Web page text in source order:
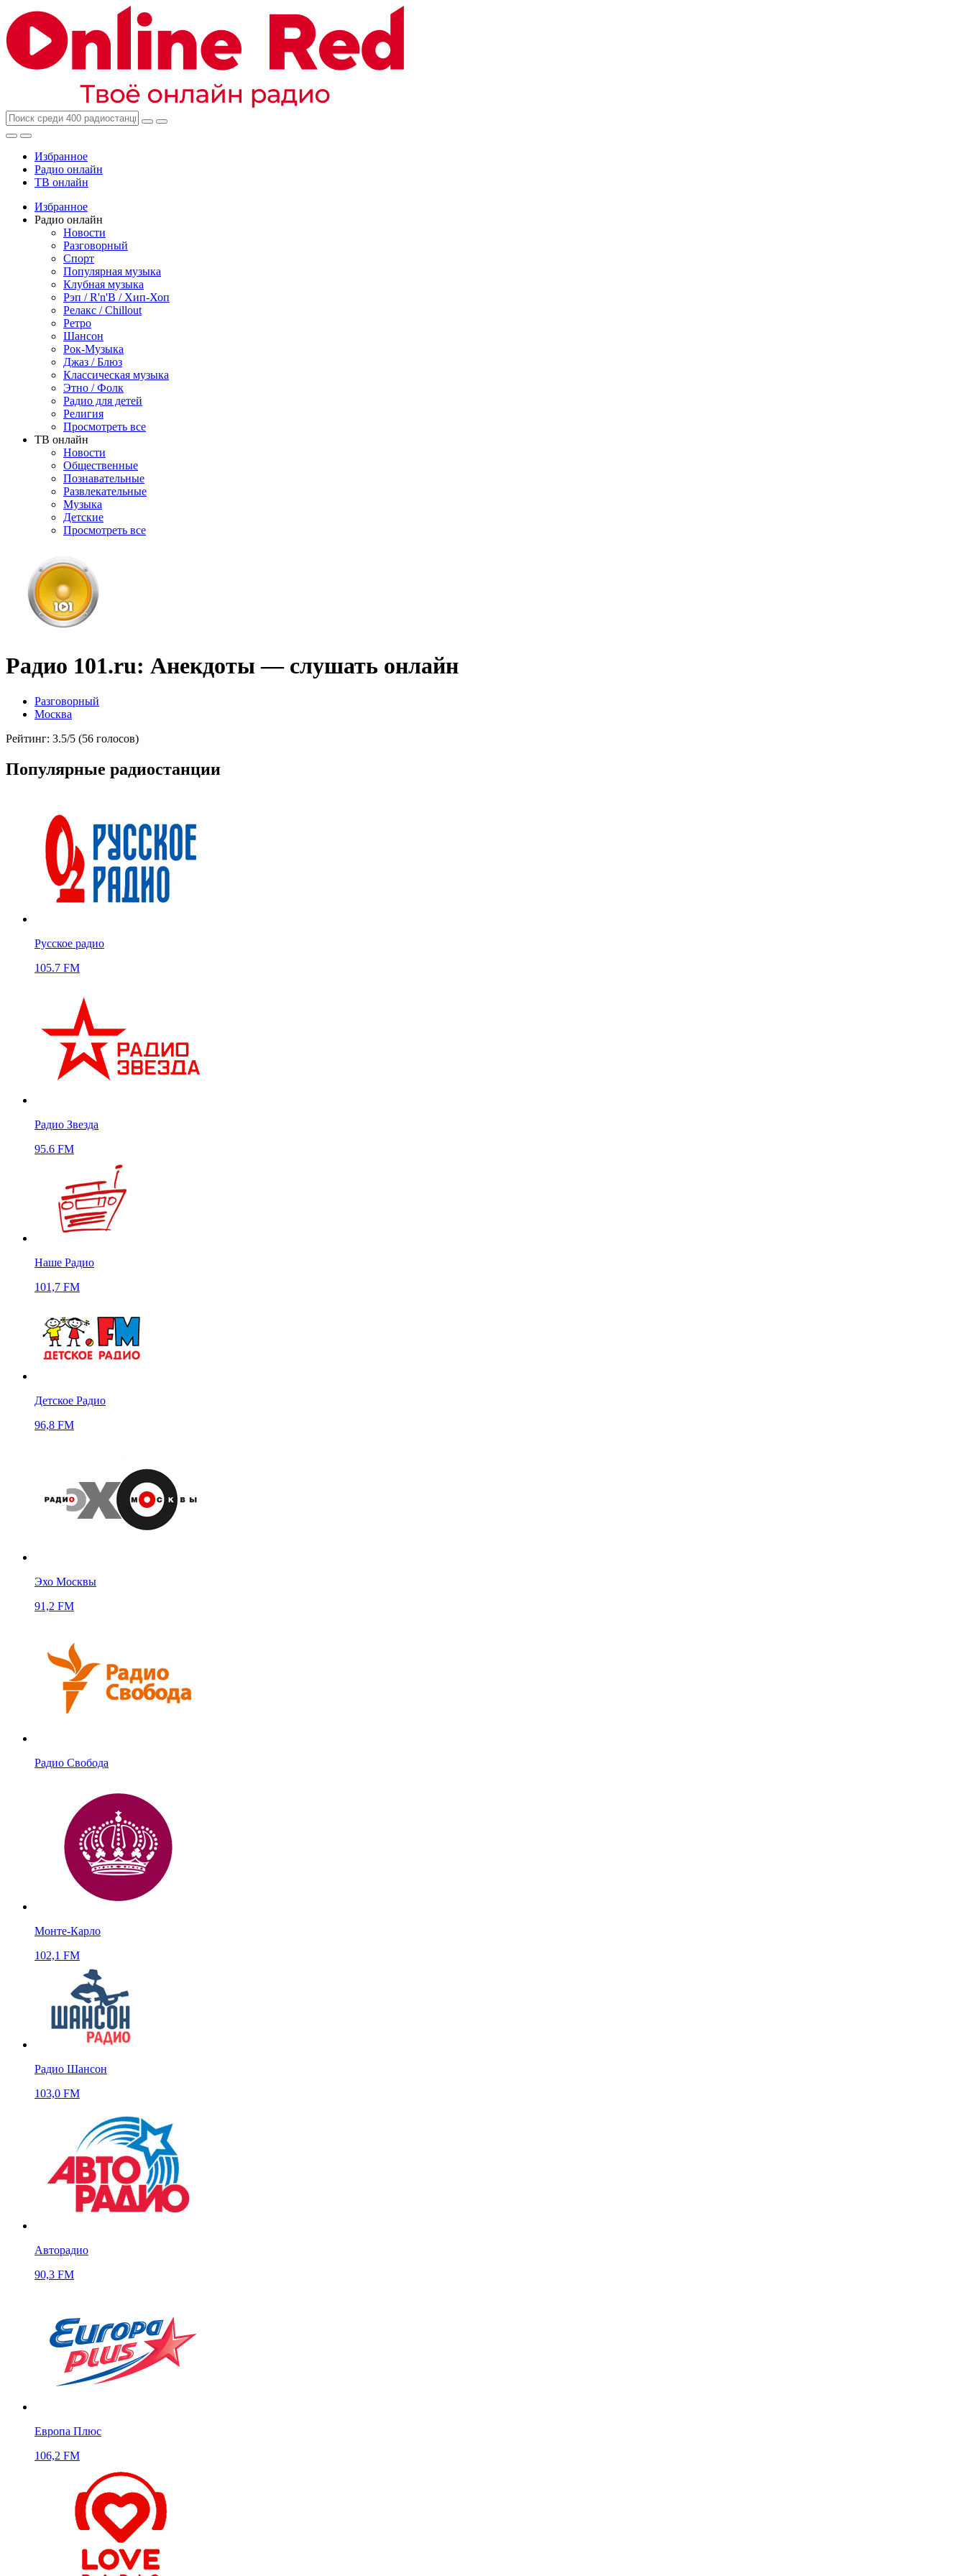
Избранное
Радио онлайн
ТВ онлайн
Избранное
Радио онлайн
Новости
Разговорный
Спорт
Популярная музыка
Клубная музыка
Рэп / R'n'B / Хип-Хоп
Релакс / Chillout
Ретро
Шансон
Рок-Музыка
Джаз / Блюз
Классическая музыка
Этно / Фолк
Радио для детей
Религия
Просмотреть все
ТВ онлайн
Новости
Общественные
Познавательные
Развлекательные
Музыка
Детские
Просмотреть все
Радио 101.ru: Анекдоты — слушать онлайн
Разговорный
Москва
Рейтинг: 3.5/5 (56 голосов)
Популярные радиостанции
Русское радио
105.7 FM
Радио Звезда
95.6 FM
Наше Радио
101,7 FM
Детское Радио
96,8 FM
Эхо Москвы
91,2 FM
Радио Свобода
Монте-Карло
102,1 FM
Радио Шансон
103,0 FM
Авторадио
90,3 FM
Европа Плюс
106,2 FM